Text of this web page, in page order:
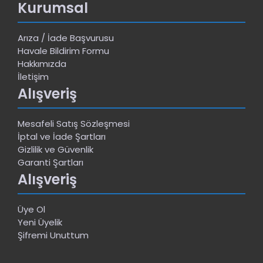
Kurumsal
Arıza / İade Başvurusu
Havale Bildirim Formu
Hakkımızda
İletişim
Alışveriş
Mesafeli Satış Sözleşmesi
İptal ve İade Şartları
Gizlilik ve Güvenlik
Garanti Şartları
Alışveriş
Üye Ol
Yeni Üyelik
Şifremi Unuttum